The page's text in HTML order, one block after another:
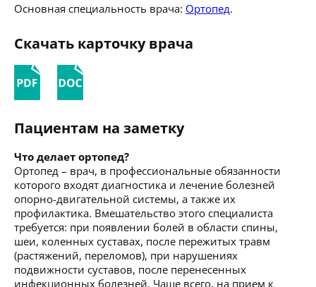
Основная специальность врача: Ортопед.
Скачать карточку врача
Пациентам на заметку
Что делает ортопед?
Ортопед – врач, в профессиональные обязанности
которого входят диагностика и лечение болезней
опорно-двигательной системы, а также их
профилактика. Вмешательство этого специалиста
требуется: при появлении болей в области спины,
шеи, коленных суставах, после пережитых травм
(растяжений, переломов), при нарушениях
подвижности суставов, после перенесенных
инфекционных болезней. Чаще всего, на прием к